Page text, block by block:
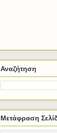
Αναζήτηση
Μετάφραση